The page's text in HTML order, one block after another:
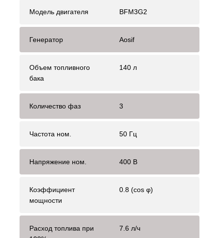
Модель двигателя BFM3G2
Генератор Aosif
Объем топливного
бака
140 л
Количество фаз 3
Частота ном. 50 Гц
Напряжение ном. 400 В
Коэффициент
мощности
0.8 (cos φ)
Расход топлива при
7.6 л/ч